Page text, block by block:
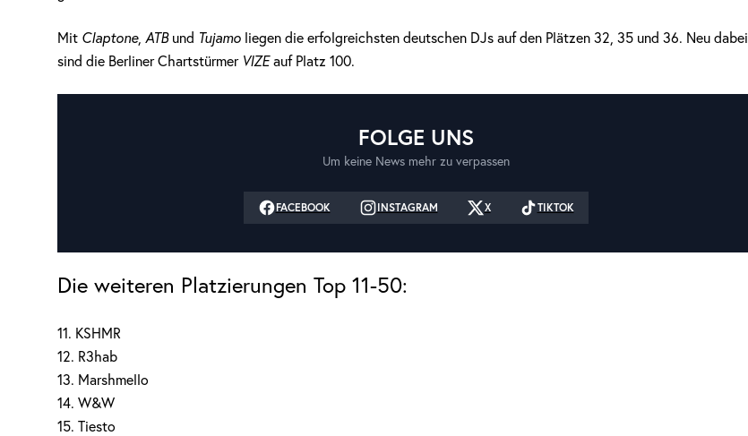
Mit Claptone, ATB und Tujamo liegen die erfolgreichsten deutschen DJs auf den Plätzen 32, 35 und 36. Neu dabei
sind die Berliner Chartstürmer VIZEauf Platz 100.
FOLGE UNS
Um keine News mehr zu verpassen
FACEBOOK INSTAGRAM X TIKTOK
Die weiteren Platzierungen Top 11-50:
11. KSHMR
12. R3hab
13. Marshmello
14. W&W
15. Tiesto